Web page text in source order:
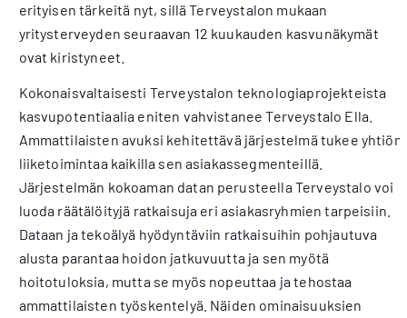
erityisen tärkeitä nyt, sillä Terveystalon mukaan
yritysterveyden seuraavan 12 kuukauden kasvunäkymät
ovat kiristyneet.
Kokonaisvaltaisesti Terveystalon teknologiaprojekteista
kasvupotentiaalia eniten vahvistanee Terveystalo Ella.
Ammattilaisten avuksi kehitettävä järjestelmä tukee yhtiön
liiketoimintaa kaikilla sen asiakassegmenteillä.
Järjestelmän kokoaman datan perusteella Terveystalo voi
luoda räätälöityjä ratkaisuja eri asiakasryhmien tarpeisiin.
Dataan ja tekoälyä hyödyntäviin ratkaisuihin pohjautuva
alusta parantaa hoidon jatkuvuutta ja sen myötä
hoitotuloksia, mutta se myös nopeuttaa ja tehostaa
ammattilaisten työskentelyä. Näiden ominaisuuksien